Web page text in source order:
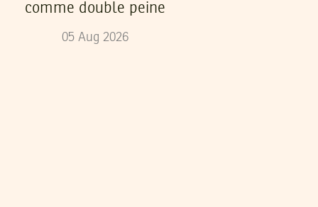
comme double peine
05 Aug 2026